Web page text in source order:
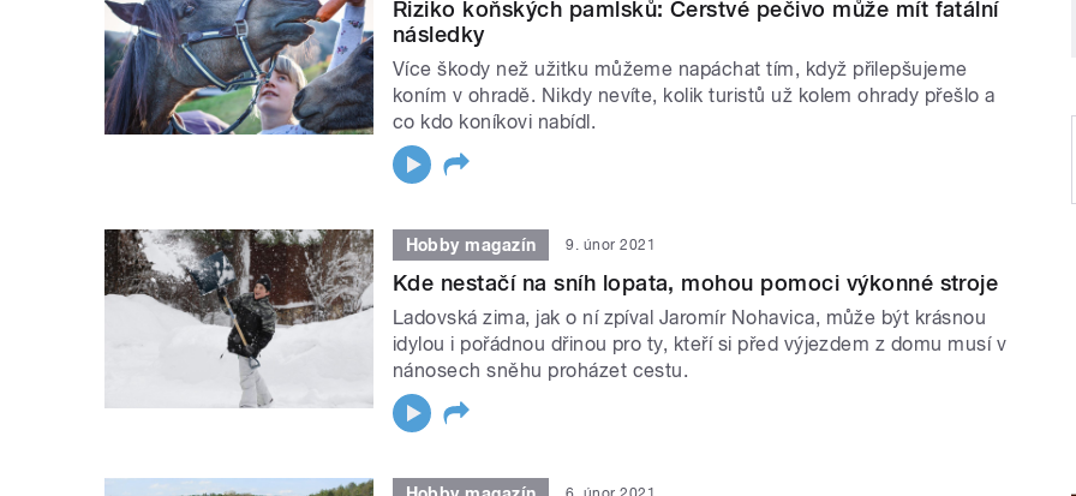
Riziko koňských pamlsků: Čerstvé pečivo může mít fatální
následky
Více škody než užitku můžeme napáchat tím, když přilepšujeme
koním v ohradě. Nikdy nevíte, kolik turistů už kolem ohrady přešlo a
co kdo koníkovi nabídl.
Hobby magazín 9. únor 2021
Kde nestačí na sníh lopata, mohou pomoci výkonné stroje
Ladovská zima, jak o ní zpíval Jaromír Nohavica, může být krásnou
idylou i pořádnou dřinou pro ty, kteří si před výjezdem z domu musí v
nánosech sněhu proházet cestu.